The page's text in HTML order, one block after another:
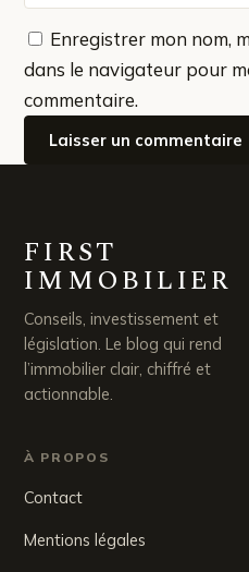
Enregistrer mon nom,
dans le navigateur pour
commentaire.
FIRST
IMMOBILIER
Conseils, investissement et
législation. Le blog qui rend
l’immobilier clair, chiffré et
actionnable.
À PROPOS
Contact
Mentions légales